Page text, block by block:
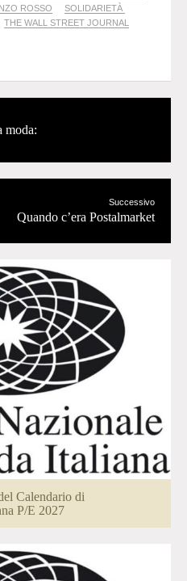
ROSSO
SOLIDARIETÀ
THE WALL STREET JOURNAL
moda:
Successivo
Quando c’era Postalmarket
Calendario di
P/E 2027